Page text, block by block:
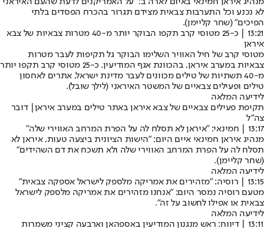
לא נכנע וכל התערבות צבאית מצידם תגרור בהכרח הפסדים בלתי
הפיכים" (שחר קליימן).
13:21 | כ-25 מטוסי קרב תקפו הבוקר יותר מ-40 מטרות צבאיות של צבא
איראן
מטוסי קרב של חיל האוויר השלימו הבוקר גל תקיפות לעבר מטרות
צבאיות במערב איראן, בהכוונת אגף המודיעין. כ-25 מטוסי קרב תקפו יותר
מ-40 תשתיות של טילים מכוונים לעבר מדינת ישראל, אתרים לאחסון
טילים ופעילים צבאיים של המשטר האיראני (לילך שובל).
לידיעה המלאה
תקיפת פעילים צבאיים של צבא איראן באתר טילים במערב איראן| דובר
צה"ל
13:17 | חמינאי: "איראן לא תסלח לה על הפרת המרחב האווירי שלה"
מנהיג איראן חמינאי איים היום: "הישות הציונית ביצעה טעות, איראן לא
תסלח לה על הפרת המרחב האווירי שלה ולא תשכח את דם השהידים"
(שחר קליימן).
לידיעה המלאה
13:15 | רוסיה: "מזהירים את אמריקה מלספק לישראל אספקה צבאית"
מטעם רוסיה נמסר היום: "אנחנו מזהירים את אמריקה מלספק לישראל
צבאית או אפילו לחשוב על זה".
לידיעה המלאה
13:11 | דיווח: ראש מנגנון המודיעין באספהאן וארבעה קציני משמרות